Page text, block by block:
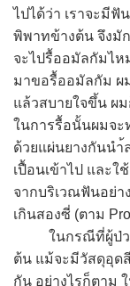
ไปได้ว่า เราจะมี
พิพาทข้างต้น จึงมัก
จะไปรื้ออมัลกัมไห
มาขอรื้ออมัลกัม ผ
แล้วสบายใจขึ้น ผ
ในการรื้อนั้นผมจะ
ด้วยแผ่นยางกันนำ้
เปื้อนเข้าไป และใ
จากบริเวณฟันอย่า
เกินสองซี่ (ตาม
ในกรณีที่ผู้ป่วยแ
ต้น แม้จะมีวัสดุอุด
กัน อย่างไรก็ตาม